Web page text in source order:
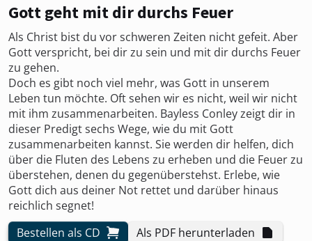
Gott geht mit dir durchs Feuer
Als Christ bist du vor schweren Zeiten nicht gefeit. Aber
Gott verspricht, bei dir zu sein und mit dir durchs Feuer
zu gehen.
Doch es gibt noch viel mehr, was Gott in unserem
Leben tun möchte. Oft sehen wir es nicht, weil wir nicht
mit ihm zusammenarbeiten. Bayless Conley zeigt dir in
dieser Predigt sechs Wege, wie du mit Gott
zusammenarbeiten kannst. Sie werden dir helfen, dich
über die Fluten des Lebens zu erheben und die Feuer zu
überstehen, denen du gegenüberstehst. Erlebe, wie
Gott dich aus deiner Not rettet und darüber hinaus
reichlich segnet!
Bestellen als CD
Als PDF herunterladen